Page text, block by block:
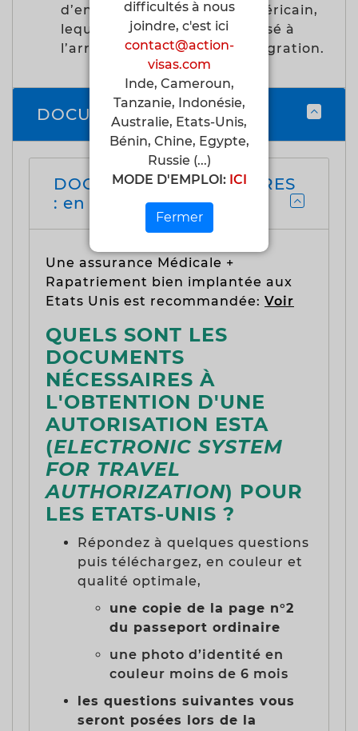
difficultés à nous
joindre, c'est ici
contact@action-
visas.com
Inde, Cameroun,
Tanzanie, Indonésie,
Australie, Etats-Unis,
Bénin, Chine, Egypte,
Russie (...)
MODE D'EMPLOI:ICI
Fermer
d’entrée sur le territoire américain,
lequel reste accordé ou refusé à
l’arrivée par l’officier d’immigration.
DOCUMENTS A FOURNIR
DOCUMENTS NECESSAIRES
: en tourisme
Une assurance Médicale +
Rapatriement bien implantée aux
Etats Unis est recommandée: Voir
QUELS SONT LES
DOCUMENTS
NÉCESSAIRES À
L'OBTENTION D'UNE
AUTORISATION ESTA
(ELECTRONIC SYSTEM
FOR TRAVEL
AUTHORIZATION) POUR
LES ETATS-UNIS ?
Répondez à quelques questions
puis téléchargez, en couleur et
qualité optimale,
une copie de la page n°2
du passeport ordinaire
une photo d’identité en
couleur moins de 6 mois
les questions suivantes vous
seront posées lors de la